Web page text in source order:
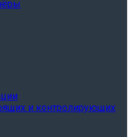
и контролирующих